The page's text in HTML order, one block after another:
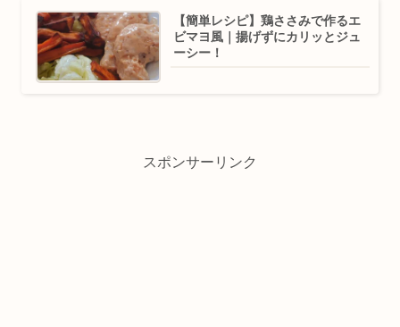
【簡単レシピ】鶏ささみで作るエ
ビマヨ風｜揚げずにカリッとジュ
ーシー！
スポンサーリンク